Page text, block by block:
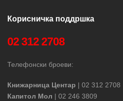
Корисничка поддршка
02 312 2708
Телефонски броеви:
Книжарница Центар | 02 312 2708
Капитол Мол | 02 246 3809